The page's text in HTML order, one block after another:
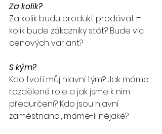
Za kolik?
Za kolik budu produkt prodávat =
kolik bude zákazníky stát? Bude víc
cenových variant?
S kým?
Kdo tvoří můj hlavní tým? Jak máme
rozdělené role a jak jsme k nim
předurčeni? Kdo jsou hlavní
zaměstnanci, máme-li nějaké?